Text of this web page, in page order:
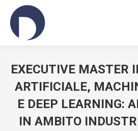
EXECUTIVE MASTER
ARTIFICIALE,
E DEEP LEARNING:
IN AMBITO